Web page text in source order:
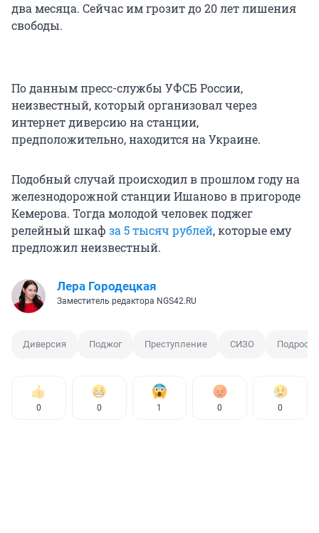
два месяца. Сейчас им грозит до 20 лет лишения
свободы.
По данным пресс-службы УФСБ России,
неизвестный, который организовал через
интернет диверсию на станции,
предположительно, находится на Украине.
Подобный случай происходил в прошлом году на
железнодорожной станции Ишаново в пригороде
Кемерова. Тогда молодой человек поджег
релейный шкаф за 5 тысяч рублей, которые ему
предложил неизвестный.
Лера Городецкая
Заместитель редактора NGS42.RU
Диверсия Поджог Преступление СИЗО
0 0 1 0 0